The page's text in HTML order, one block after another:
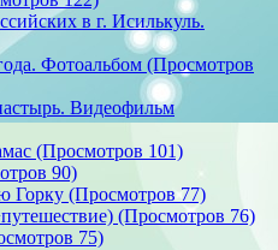
в г. Исилькуль.
Фотоальбом (Просмотров
Видеофильм
(Просмотров 101)
90)
Горку (Просмотров 77)
(Просмотров 76)
75)